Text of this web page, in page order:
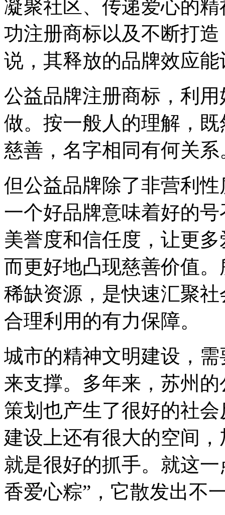
凝聚社区、传递爱心的
功注册商标以及不断打
说，其释放的品牌效应
公益品牌注册商标，利
做。按一般人的理解，
慈善，名字相同有何关系
但公益品牌除了非营利
一个好品牌意味着好的
美誉度和信任度，让更
而更好地凸现慈善价值
稀缺资源，是快速汇聚
合理利用的有力保障。
城市的精神文明建设，
来支撑。多年来，苏州
策划也产生了很好的社
建设上还有很大的空间
就是很好的抓手。就这
香爱心粽”，它散发出不